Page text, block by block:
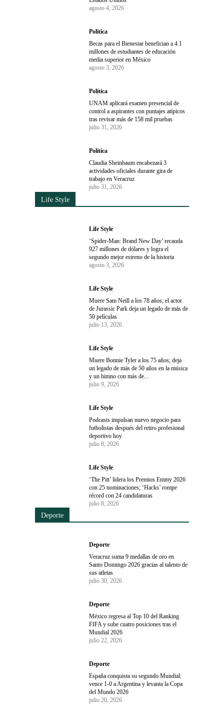
agosto 4, 2026
Política
Becas para el Bienestar benefician a 4.1
millones de estudiantes de educación
media superior en México
agosto 3, 2026
Política
UNAM aplicará examen presencial de
control a aspirantes con puntajes atípicos
tras revisar más de 158 mil pruebas
julio 31, 2026
Política
Claudia Sheinbaum encabezará 3
actividades oficiales durante gira de
trabajo en Veracruz
julio 31, 2026
Life Style
Life Style
‘Spider-Man: Brand New Day’ recauda
927 millones de dólares y logra el
segundo mejor estreno de la historia
agosto 3, 2026
Life Style
Muere Sam Neill a los 78 años; el actor
de Jurassic Park deja un legado de más de
50 películas
julio 13, 2026
Life Style
Muere Bonnie Tyler a los 75 años; deja
un legado de más de 50 años en la música
y un himno con más de...
julio 9, 2026
Life Style
Podcasts impulsan nuevo negocio para
futbolistas después del retiro profesional
deportivo hoy
julio 8, 2026
Life Style
‘The Pitt’ lidera los Premios Emmy 2026
con 25 nominaciones; ‘Hacks’ rompe
récord con 24 candidaturas
julio 8, 2026
Deporte
Deporte
Veracruz suma 9 medallas de oro en
Santo Domingo 2026 gracias al talento de
sus atletas
julio 30, 2026
Deporte
México regresa al Top 10 del Ranking
FIFA y sube cuatro posiciones tras el
Mundial 2026
julio 22, 2026
Deporte
España conquista su segundo Mundial:
vence 1-0 a Argentina y levanta la Copa
del Mundo 2026
julio 20, 2026